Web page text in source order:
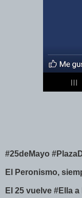
#25deMayo
El Peronismo,
El 25 vuelve #Ella